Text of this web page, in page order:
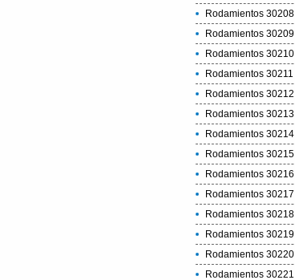
Rodamientos 30208
Rodamientos 30209
Rodamientos 30210
Rodamientos 30211
Rodamientos 30212
Rodamientos 30213
Rodamientos 30214
Rodamientos 30215
Rodamientos 30216
Rodamientos 30217
Rodamientos 30218
Rodamientos 30219
Rodamientos 30220
Rodamientos 30221